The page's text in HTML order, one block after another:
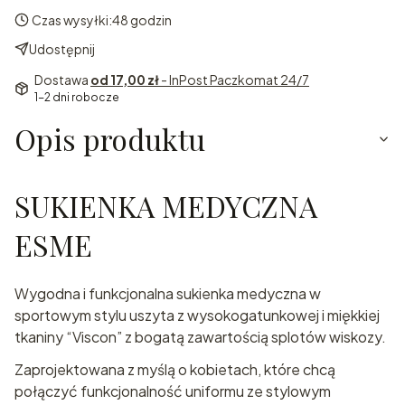
Czas wysyłki:48 godzin
Udostępnij
Dostawa od 17,00 zł- InPost Paczkomat 24/7
1-2 dni robocze
Opis produktu
SUKIENKA MEDYCZNA
ESME
Wygodna i funkcjonalna sukienka medyczna w
sportowym stylu uszyta z wysokogatunkowej i miękkiej
tkaniny “Viscon” z bogatą zawartością splotów wiskozy.
Zaprojektowana z myślą o kobietach, które chcą
połączyć funkcjonalność uniformu ze stylowym